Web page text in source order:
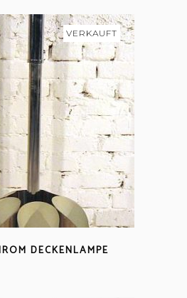
VERKAUFT
DECKENLAMPE